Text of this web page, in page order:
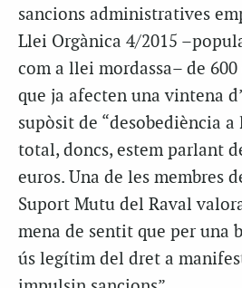
sancions administratives
Llei Orgànica 4/2015
com a llei mordassa– de 600
que ja afecten una vintena
supòsit de “desobediència a
total, doncs, estem parlant
euros. Una de les membres
Suport Mutu del Raval
mena de sentit que per una
ús legítim del dret a